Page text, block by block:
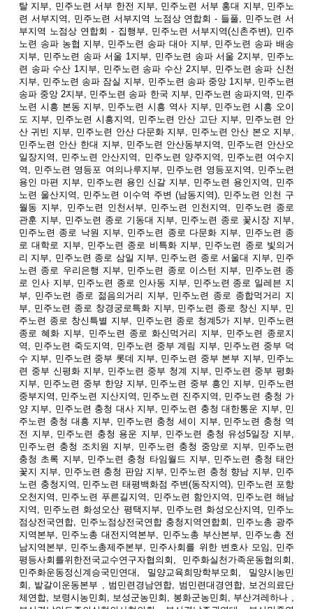
탈 지부, 민주노련 서부 한전 지부, 민주노련 서부 홍대 지부, 민주노
련 서부지역, 민주노련 서부지역 노점상 연합회 - 들풀, 민주노련 서
부지역 노점상 연합회 - 집행부, 민주노련 서부지역(신촌주변), 민주
노련 송파 농협 지부, 민주노련 송파 대아 지부, 민주노련 송파 배송
지부, 민주노련 송파 서울 1지부, 민주노련 송파 서울 2지부, 민주노
련 송파 수산 1지부, 민주노련 송파 수산 2지부, 민주노련 송파 신천
지부, 민주노련 송파 잠실 지부, 민주노련 송파 중앙 1지부, 민주노련
송파 중앙 2지부, 민주노련 송파 한국 지부, 민주노련 송파지역, 민주
노련 시흥 본동 지부, 민주노련 시흥 역사 지부, 민주노련 시흥 오이
도 지부, 민주노련 시흥지역, 민주노련 안산 고단 지부, 민주노련 안
산 귀빈 지부, 민주노련 안산 다문화 지부, 민주노련 안산 본오 지부,
민주노련 안산 한대 지부, 민주노련 안산동부지역, 민주노련 안산오
일장지역, 민주노련 안산지역, 민주노련 양주지역, 민주노련 여수지
역, 민주노련 영등포 여의나루지부, 민주노련 영등포지역, 민주노련
용인 마편 지부, 민주노련 용인 신갈 지부, 민주노련 용인지역, 민주
노련 울산지역, 민주노련 이수역 주변 (남동지역), 민주노련 인천 구
월동 지부, 민주노련 인천서부, 민주노련 인천지역, 민주노련 종로
관훈 지부, 민주노련 종로 기동대 지부, 민주노련 종로 꽃시장 지부,
민주노련 종로 낙원 지부, 민주노련 종로 다문화 지부, 민주노련 종
로 대학로 지부, 민주노련 종로 비특화 지부, 민주노련 종로 빛의거
리 지부, 민주노련 종로 삼일 지부, 민주노련 종로 서울대 지부, 민주
노련 종로 우리은행 지부, 민주노련 종로 이스턴 지부, 민주노련 종
로 인사 지부, 민주노련 종로 인사동 지부, 민주노련 종로 일레븐 지
부, 민주노련 종로 젊음의거리 지부, 민주노련 종로 종합먹거리 지
부, 민주노련 종로 창경궁로특화 지부, 민주노련 종로 창신 지부, 민
주노련 종로 창신특별 지부, 민주노련 종로 청계5가 지부, 민주노련
종로 혜화 지부, 민주노련 종로 화신먹거리 지부, 민주노련 종로지
역, 민주노련 죽도지역, 민주노련 중부 계림 지부, 민주노련 중부 덕
수 지부, 민주노련 중부 롯데 지부, 민주노련 중부 본부 지부, 민주노
련 중부 신평화 지부, 민주노련 중부 청계 지부, 민주노련 중부 평화
지부, 민주노련 중부 한양 지부, 민주노련 중부 흥인 지부, 민주노련
중부지역, 민주노련 지산지역, 민주노련 진주지역, 민주노련 충청 가
양 지부, 민주노련 충청 대사 지부, 민주노련 충청 대한통운 지부, 민
주노련 충청 대흥 지부, 민주노련 충청 세이 지부, 민주노련 충청 역
전 지부, 민주노련 충청 용운 지부, 민주노련 충청 유성5일장 지부,
민주노련 충청 조치원 지부, 민주노련 충청 중앙로 지부, 민주노련
충청 초록 지부, 민주노련 충청 타임월드 지부, 민주노련 충청 태안
꽃지 지부, 민주노련 충청 판암 지부, 민주노련 충청 향남 지부, 민주
노련 충청지역, 민주노련 태평백화점 주변(동작지역), 민주노련 포항
오천지역, 민주노련 푸른길지역, 민주노련 함안지역, 민주노련 해남
지역, 민주노련 화성오산 평택지부, 민주노련 화성오산지역, 민주노
점상전국연합, 민주노점상전국연합 충청지역연합회, 민주노총 광주
지역본부, 민주노총 대전지역본부, 민주노총 부산본부, 민주노총 전
남지역본부, 민주노총제주본부, 민주사회를 위한 변호사 모임, 민주
평등사회를위한전국교수연구자협의회, 민주화실천가족운동협의회,
민주화운동정신계승국민연대, 밀양교육희망학부모회, 밀양시농민
회, 밭갈이운동본부 , 범민련경남연합, 범민련대경연합, 보건의료단
체연합, 보령시농민회, 보성군농민회, 봉화군농민회, 부산겨레하나 ,